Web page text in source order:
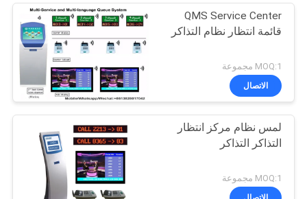
QMS Service Center
قائمة انتظار نظام التذاكر
MOQ:1 مجموعة
الاتصال
لمس نظام مركز انتظار
التذاكر التذاكر
MOQ:1 مجموعة